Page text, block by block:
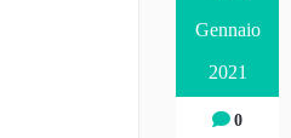
Gennaio
2021
0